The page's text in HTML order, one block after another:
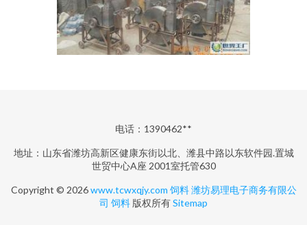
电话：1390462**
地址：山东省潍坊高新区健康东街以北、潍县中路以东软件园.置城
世贸中心A座 2001室托管630
Copyright © 2026www.tcwxqjy.com 饲料 潍坊易理电子商务有限公
司 饲料 版权所有Sitemap